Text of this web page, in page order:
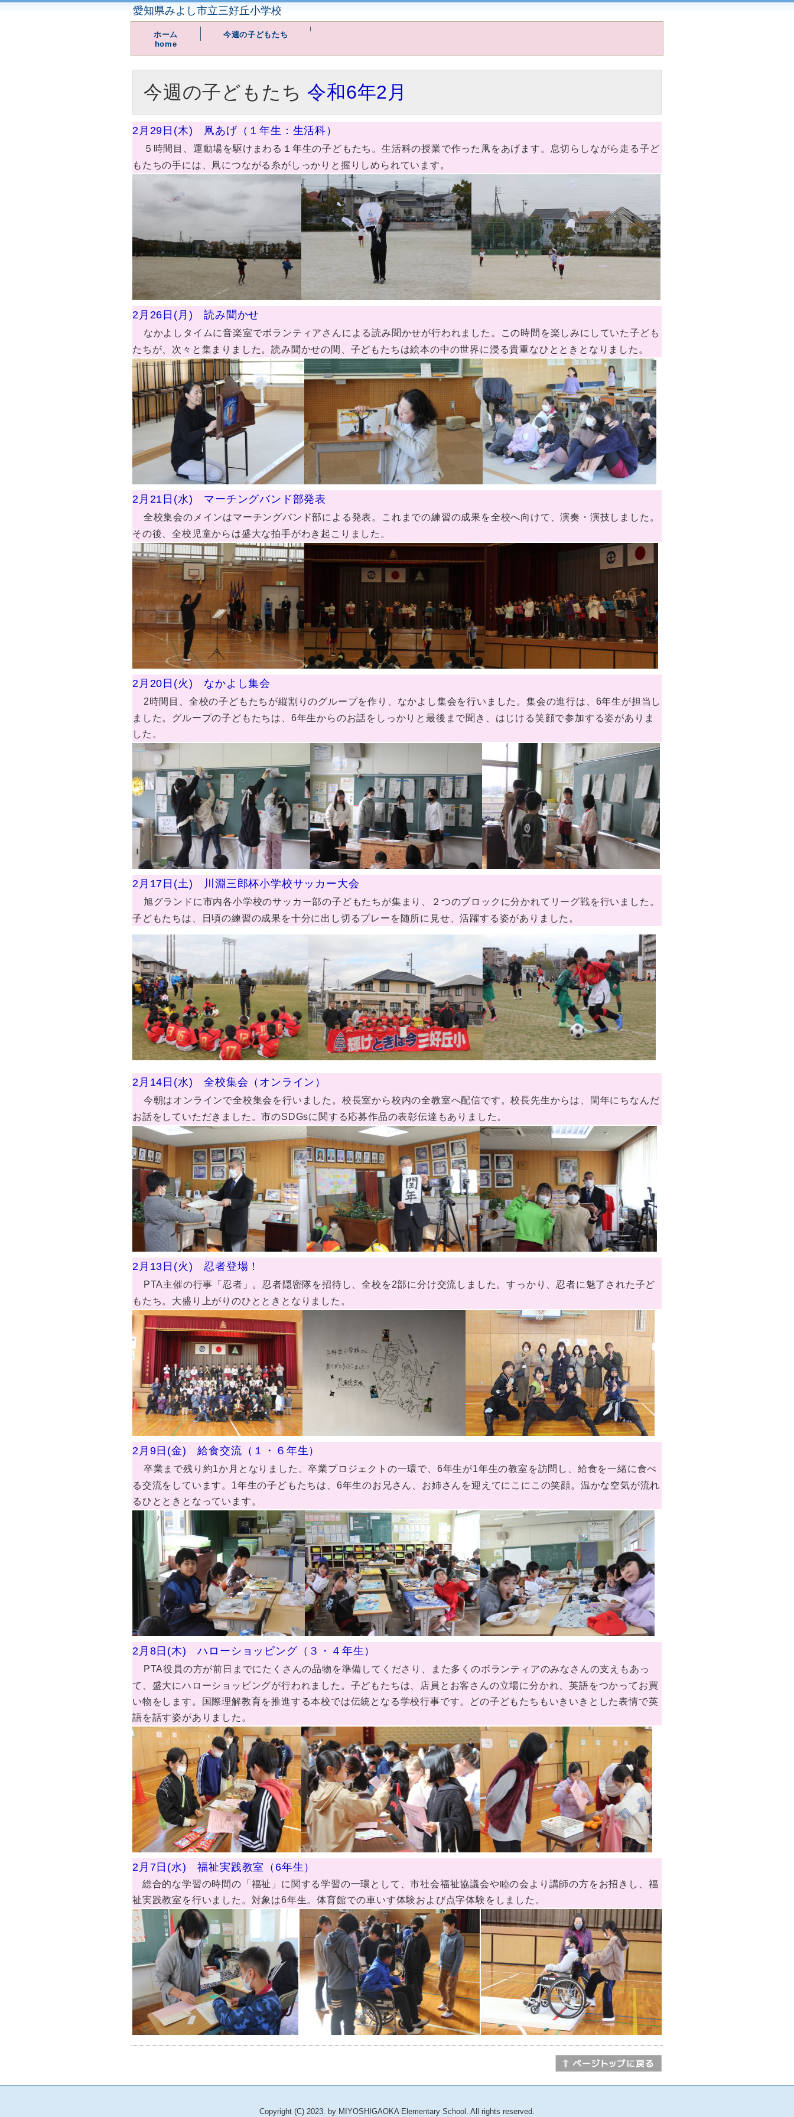
愛知県みよし市立三好丘小学校
ホーム
home
今週の子どもたち
今週の子どもたち 令和6年2月
2月29日(木) 凧あげ（１年生：生活科）
５時間目、運動場を駆けまわる１年生の子どもたち。生活科の授業で作った凧をあげます。息切らしながら走る子ど
もたちの手には、凧につながる糸がしっかりと握りしめられています。
2月26日(月) 読み聞かせ
なかよしタイムに音楽室でボランティアさんによる読み聞かせが行われました。この時間を楽しみにしていた子ども
たちが、次々と集まりました。読み聞かせの間、子どもたちは絵本の中の世界に浸る貴重なひとときとなりました。
2月21日(水) マーチングバンド部発表
全校集会のメインはマーチングバンド部による発表。これまでの練習の成果を全校へ向けて、演奏・演技しました。
その後、全校児童からは盛大な拍手がわき起こりました。
2月20日(火) なかよし集会
2時間目、全校の子どもたちが縦割りのグループを作り、なかよし集会を行いました。集会の進行は、6年生が担当し
ました。グループの子どもたちは、6年生からのお話をしっかりと最後まで聞き、はじける笑顔で参加する姿がありま
した。
2月17日(土) 川淵三郎杯小学校サッカー大会
旭グランドに市内各小学校のサッカー部の子どもたちが集まり、２つのブロックに分かれてリーグ戦を行いました。
子どもたちは、日頃の練習の成果を十分に出し切るプレーを随所に見せ、活躍する姿がありました。
2月14日(水) 全校集会（オンライン）
今朝はオンラインで全校集会を行いました。校長室から校内の全教室へ配信です。校長先生からは、閏年にちなんだ
お話をしていただきました。市のSDGsに関する応募作品の表彰伝達もありました。
2月13日(火) 忍者登場！
PTA主催の行事「忍者」。忍者隠密隊を招待し、全校を2部に分け交流しました。すっかり、忍者に魅了された子ど
もたち。大盛り上がりのひとときとなりました。
2月9日(金) 給食交流（１・６年生）
卒業まで残り約1か月となりました。卒業プロジェクトの一環で、6年生が1年生の教室を訪問し、給食を一緒に食べ
る交流をしています。1年生の子どもたちは、6年生のお兄さん、お姉さんを迎えてにこにこの笑顔。温かな空気が流れ
るひとときとなっています。
2月8日(木) ハローショッピング（３・４年生）
PTA役員の方が前日までにたくさんの品物を準備してくださり、また多くのボランティアのみなさんの支えもあっ
て、盛大にハローショッピングが行われました。子どもたちは、店員とお客さんの立場に分かれ、英語をつかってお買
い物をします。国際理解教育を推進する本校では伝統となる学校行事です。どの子どもたちもいきいきとした表情で英
語を話す姿がありました。
2月7日(水) 福祉実践教室（6年生）
総合的な学習の時間の「福祉」に関する学習の一環として、市社会福祉協議会や睦の会より講師の方をお招きし、福
祉実践教室を行いました。対象は6年生。体育館での車いす体験および点字体験をしました。
Copyright (C) 2023. by MIYOSHIGAOKA Elementary School. All rights reserved.